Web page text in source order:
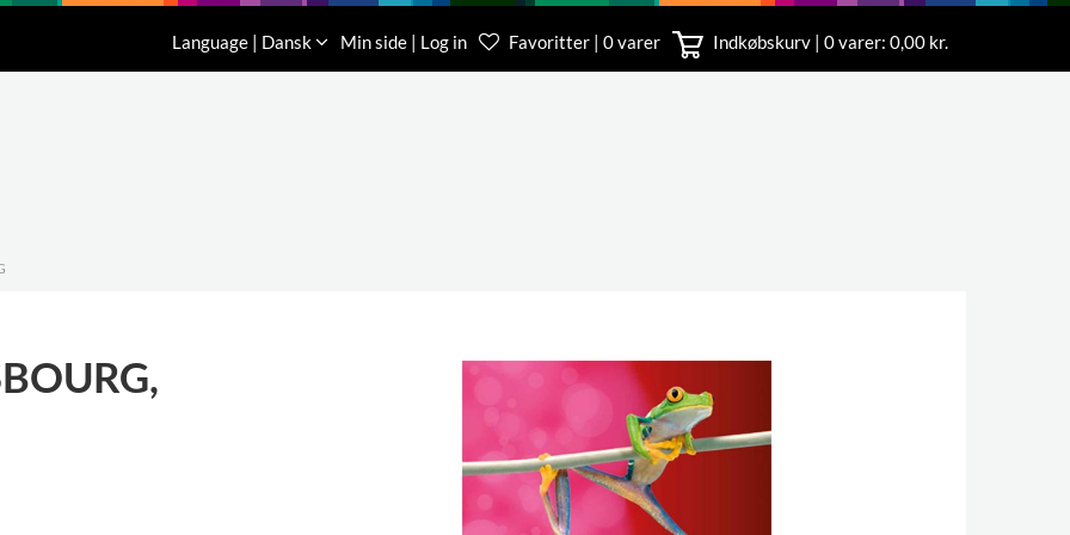
Language | Dansk Min side | Log in Favoritter | 0 varer Indkøbskurv | 0varer: 0,00 kr.
Kundeservice
76 78 26 11